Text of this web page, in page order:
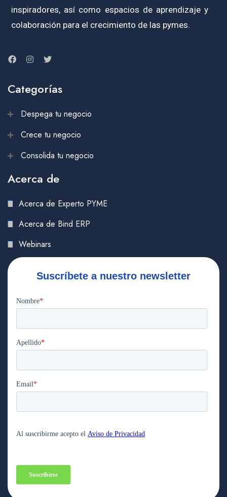
inspiradores, así como espacios de aprendizaje y
colaboración para el crecimiento de las pymes.
Categorías
Despega tu negocio
Crece tu negocio
Consolida tu negocio
Acerca de
Acerca de Experto PYME
Acerca de Bind ERP
Webinars
Suscríbete a nuestro newsletter